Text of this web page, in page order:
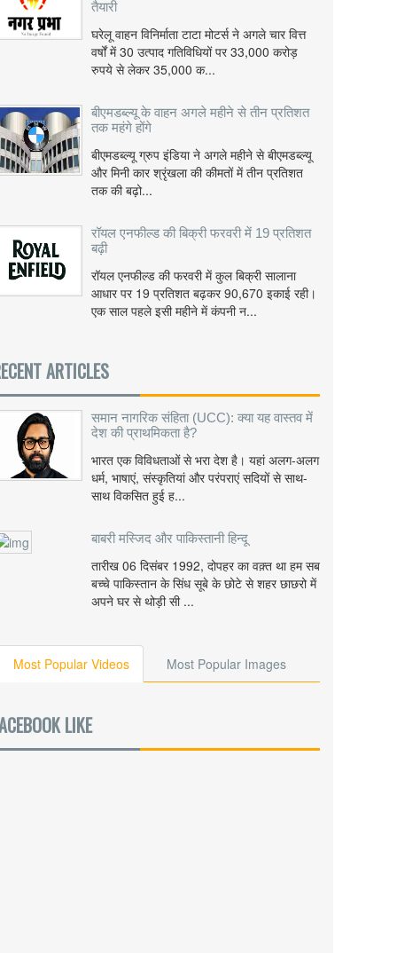
तैयारी
घरेलू वाहन विनिर्माता टाटा मोटर्स ने अगले चार वित्त
वर्षों में 30 उत्पाद गतिविधियों पर 33,000 करोड़
रुपये से लेकर 35,000 क...
बीएमडब्ल्यू के वाहन अगले महीने से तीन प्रतिशत
तक महंगे होंगे
बीएमडब्ल्यू ग्रुप इंडिया ने अगले महीने से बीएमडब्ल्यू
और मिनी कार श्रृंखला की कीमतों में तीन प्रतिशत
तक की बढ़ो...
रॉयल एनफील्ड की बिक्री फरवरी में 19 प्रतिशत
बढ़ी
रॉयल एनफील्ड की फरवरी में कुल बिक्री सालाना
आधार पर 19 प्रतिशत बढ़कर 90,670 इकाई रही।
एक साल पहले इसी महीने में कंपनी न...
ARTICLES
समान नागरिक संहिता (UCC): क्या यह वास्तव में
देश की प्राथमिकता है?
भारत एक विविधताओं से भरा देश है। यहां अलग-अलग
धर्म, भाषाएं, संस्कृतियां और परंपराएं सदियों से साथ-
साथ विकसित हुई ह...
बाबरी मस्जिद और पाकिस्तानी हिन्दू
तारीख 06 दिसंबर 1992, दोपहर का वक़्त था हम सब
बच्चे पाकिस्तान के सिंध सूबे के छोटे से शहर छाछरो में
अपने घर से थोड़ी सी ...
Most Popular Videos Most Popular Images
LIKE